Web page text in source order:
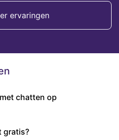
ervaringen
chatten op
gratis?